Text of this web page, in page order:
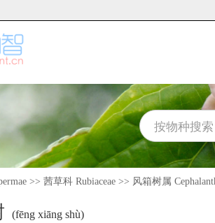
>> 茜草科 Rubiaceae >> 风箱树属
(fēng xiāng shù)